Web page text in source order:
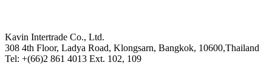
Kavin Intertrade Co., Ltd.
308 4th Floor, Ladya Road, Klongsarn, Bangkok, 10600,Thailand
Tel: +(66)2 861 4013 Ext. 102, 109